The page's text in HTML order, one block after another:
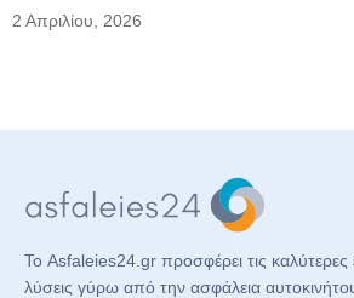
2 Απριλίου, 2026
Το Asfaleies24.gr προσφέρει τις καλύτερες
λύσεις γύρω από την ασφάλεια